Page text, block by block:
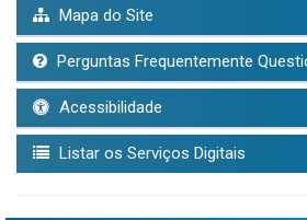
Mapa do Site
Perguntas Frequentemente
Acessibilidade
Listar os Serviços Digitais